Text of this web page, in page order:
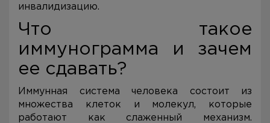
инвалидизацию.
Что такое
иммунограмма и зачем
ее сдавать?
Иммунная система человека состоит из
множества клеток и молекул, которые
работают как слаженный механизм.